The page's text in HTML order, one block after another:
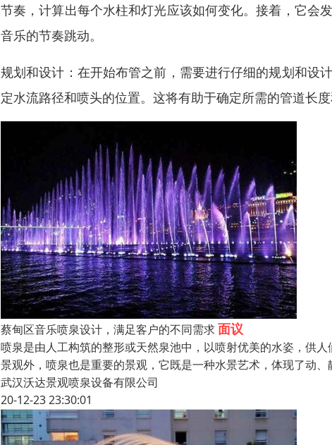
节奏，计算出每个水柱和灯光应该如何变化。接着，它会
音乐的节奏跳动。
规划和设计：在开始布管之前，需要进行仔细的规划和设
定水流路径和喷头的位置。这将有助于确定所需的管道长度
蔡甸区音乐喷泉设计，满足客户的不同需求面议
喷泉是由人工构筑的整形或天然泉池中，以喷射优美的水姿，供
景观外，喷泉也是重要的景观，它既是一种水景艺术，体现了动
武汉沃达景观喷泉设备有限公司
20-12-23 23:30:01